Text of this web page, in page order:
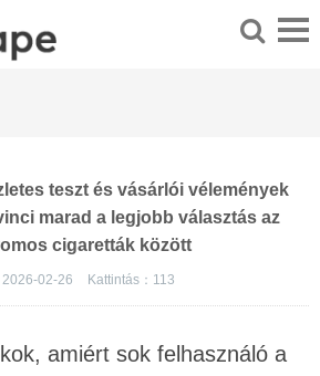
teszt és vásárlói vélemények
marad a legjobb választás az
cigaretták között
2026-02-26 Kattintás： 113
amiért sok felhasználó a